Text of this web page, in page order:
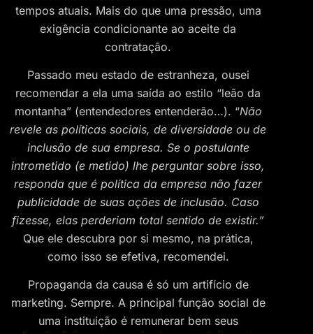
tempos atuais. Mais do que uma pressão, uma
exigência condicionante ao aceite da
contratação.
Passado meu estado de estranheza, ousei
recomendar a ela uma saída ao estilo “leão da
montanha” (entendedores entenderão…). “Não
revele as políticas sociais, de diversidade ou de
inclusão de sua empresa. Se o postulante
intrometido (e metido) lhe perguntar sobre isso,
responda que é política da empresa não fazer
publicidade de suas ações de inclusão. Caso
fizesse, elas perderiam total sentido de existir.”
Que ele descubra por si mesmo, na prática,
como isso se efetiva, recomendei.
Propaganda da causa é só um artifício de
marketing. Sempre. A principal função social de
uma instituição é remunerar bem seus